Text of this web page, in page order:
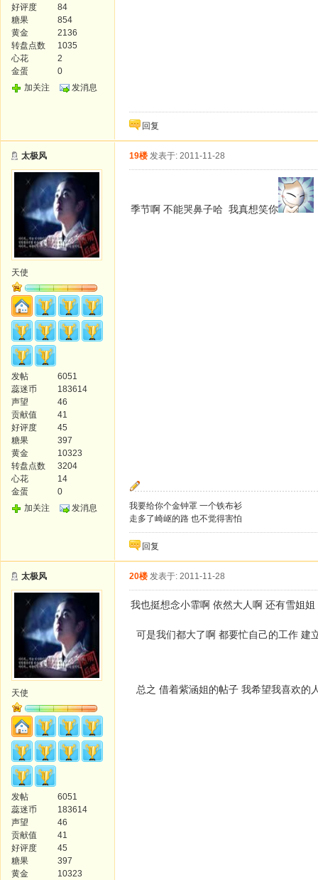
好评度
84
糖果
854
黄金
2136
转盘点数
1035
心花
2
金蛋
0
加关注
发消息
回复
太极风
天使
发帖
6051
蕊迷币
183614
声望
46
贡献值
41
好评度
45
糖果
397
黄金
10323
转盘点数
3204
心花
14
金蛋
0
加关注
发消息
19楼 发表于: 2011-11-28
季节啊 不能哭鼻子哈 我真想笑你
我要给你个金钟罩 一个铁布衫
走多了崎岖的路 也不觉得害怕
回复
太极风
天使
发帖
6051
蕊迷币
183614
声望
46
贡献值
41
好评度
45
糖果
397
黄金
10323
20楼 发表于: 2011-11-28
我也挺想念小霏啊 依然大人啊 还有雪姐姐
可是我们都大了啊 都要忙自己的工作
总之 借着紫涵姐的帖子 我希望我喜欢的